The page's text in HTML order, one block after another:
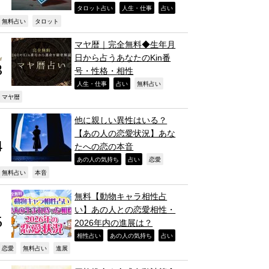
タロット占い 人生・仕事 占い
無料占い タロット
マヤ暦｜完全無料◆生年月
日から占うあなたのKin番
号・性格・相性
人生・仕事 占い 無料占い
マヤ暦
他に親しい異性はいる？
【あの人の恋愛状況】あな
たへの恋の本音
あの人の気持ち 占い 恋愛
無料占い 本音
無料【動物キャラ相性占
い】あの人との恋愛相性・
2026年内の進展は？
相性占い あの人の気持ち 占い
恋愛 無料占い 進展